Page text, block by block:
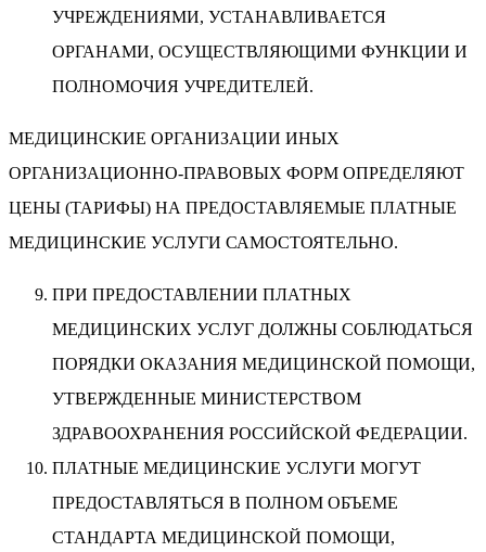
УЧРЕЖДЕНИЯМИ, УСТАНАВЛИВАЕТСЯ
ОРГАНАМИ, ОСУЩЕСТВЛЯЮЩИМИ ФУНКЦИИ И
ПОЛНОМОЧИЯ УЧРЕДИТЕЛЕЙ.
МЕДИЦИНСКИЕ ОРГАНИЗАЦИИ ИНЫХ
ОРГАНИЗАЦИОННО-ПРАВОВЫХ ФОРМ ОПРЕДЕЛЯЮТ
ЦЕНЫ (ТАРИФЫ) НА ПРЕДОСТАВЛЯЕМЫЕ ПЛАТНЫЕ
МЕДИЦИНСКИЕ УСЛУГИ САМОСТОЯТЕЛЬНО.
ПРИ ПРЕДОСТАВЛЕНИИ ПЛАТНЫХ
МЕДИЦИНСКИХ УСЛУГ ДОЛЖНЫ СОБЛЮДАТЬСЯ
ПОРЯДКИ ОКАЗАНИЯ МЕДИЦИНСКОЙ ПОМОЩИ,
УТВЕРЖДЕННЫЕ МИНИСТЕРСТВОМ
ЗДРАВООХРАНЕНИЯ РОССИЙСКОЙ ФЕДЕРАЦИИ.
ПЛАТНЫЕ МЕДИЦИНСКИЕ УСЛУГИ МОГУТ
ПРЕДОСТАВЛЯТЬСЯ В ПОЛНОМ ОБЪЕМЕ
СТАНДАРТА МЕДИЦИНСКОЙ ПОМОЩИ,